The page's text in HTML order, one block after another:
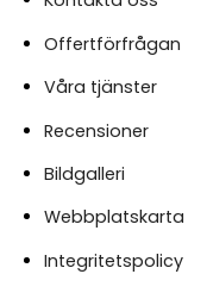
Offertförfrågan
Våra tjänster
Recensioner
Bildgalleri
Webbplatskarta
Integritetspolicy